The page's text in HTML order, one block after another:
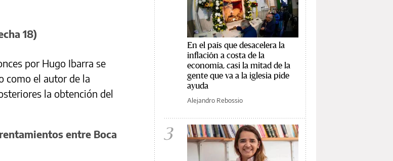
18)
por Hugo Ibarra se
como el autor de la
la obtención del
entre Boca
En el país que desacelera la
inflación a costa de la
economía, casi la mitad de la
gente que va a la iglesia pide
ayuda
Alejandro Rebossio
3